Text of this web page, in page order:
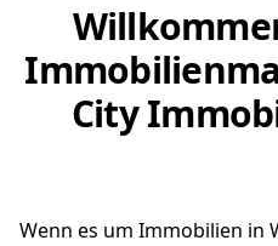
City
Wenn es um Immobilien in